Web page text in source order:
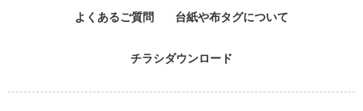
よくあるご質問 台紙や布タグについて
チラシダウンロード